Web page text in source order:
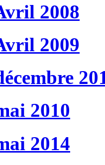
2008
2009
2010
2014